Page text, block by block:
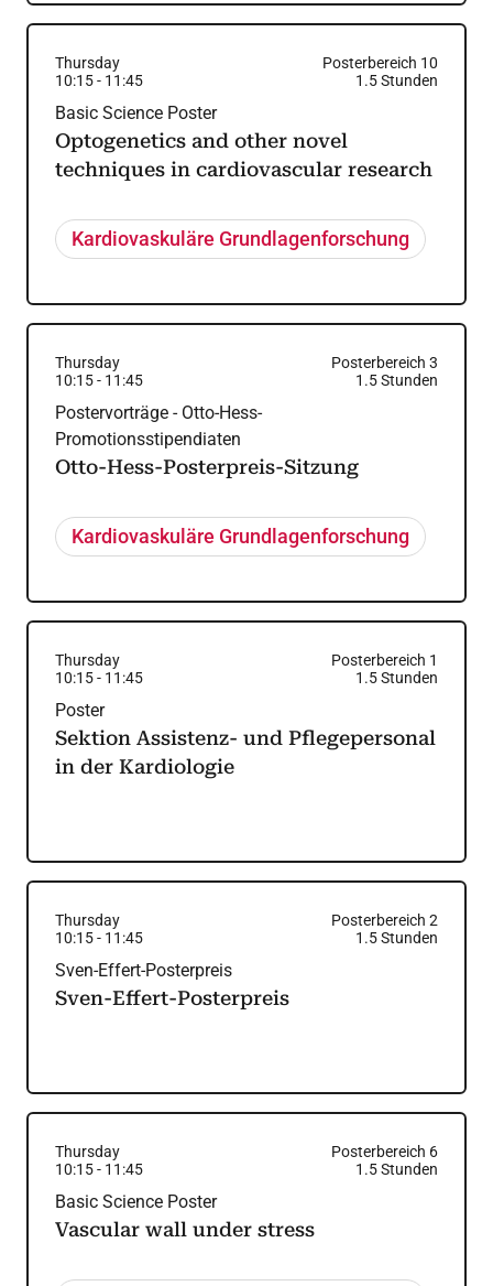
Thursday
Posterbereich 10
10:15- 11:45 1.5Stunden
Basic Science Poster
Optogenetics and other novel
techniques in cardiovascular research
Kardiovaskuläre Grundlagenforschung
Thursday
Posterbereich 3
10:15- 11:45 1.5Stunden
Postervorträge - Otto-Hess-
Promotionsstipendiaten
Otto-Hess-Posterpreis-Sitzung
Kardiovaskuläre Grundlagenforschung
Thursday
Posterbereich 1
10:15- 11:45 1.5Stunden
Poster
Sektion Assistenz- und Pflegepersonal
in der Kardiologie
Thursday
Posterbereich 2
10:15- 11:45 1.5Stunden
Sven-Effert-Posterpreis
Sven-Effert-Posterpreis
Thursday
Posterbereich 6
10:15- 11:45 1.5Stunden
Basic Science Poster
Vascular wall under stress